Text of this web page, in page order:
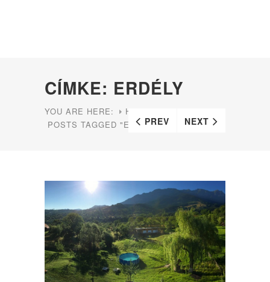
CÍMKE: ERDÉLY
YOU ARE HERE:
HOME
POSTS TAGGED "ERDÉLY"
PAGE 2
PREV NEXT